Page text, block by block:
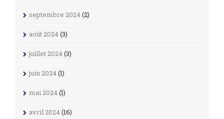
septembre 2024(2)
août 2024(3)
juillet 2024(3)
juin 2024(1)
mai 2024(1)
avril 2024(16)